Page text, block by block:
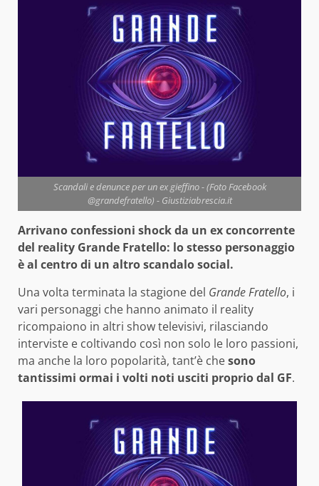
Scandali e denunce per un ex gieffino - (Foto Facebook
@grandefratello) - Giustiziabrescia.it
Arrivano confessioni shock da un ex concorrente
del reality Grande Fratello: lo stesso personaggio
è al centro di un altro scandalo social.
Una volta terminata la stagione del Grande Fratello, i
vari personaggi che hanno animato il reality
ricompaiono in altri show televisivi, rilasciando
interviste e coltivando così non solo le loro passioni,
ma anche la loro popolarità, tant’è chesono
tantissimi ormai i volti noti usciti proprio dal GF.